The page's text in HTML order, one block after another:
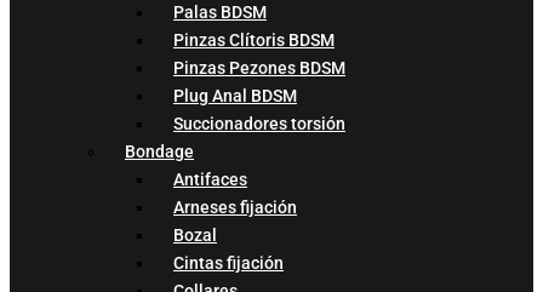
Palas BDSM
Pinzas Clítoris BDSM
Pinzas Pezones BDSM
Plug Anal BDSM
Succionadores torsión
Bondage
Antifaces
Arneses fijación
Bozal
Cintas fijación